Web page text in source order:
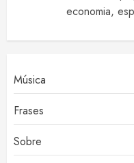
economia,
Música
Frases
Sobre